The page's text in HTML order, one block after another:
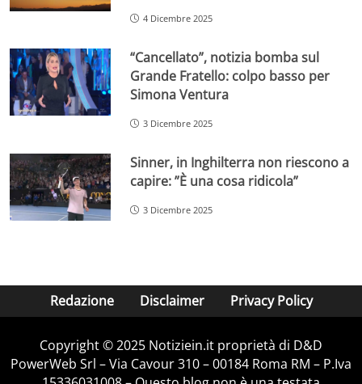
4 Dicembre 2025
“Cancellato”, notizia bomba sul
Grande Fratello: colpo basso per
Simona Ventura
3 Dicembre 2025
Sinner, in Inghilterra non riescono a
capire: ”È una cosa ridicola”
3 Dicembre 2025
Redazione Disclaimer Privacy Policy
Copyright © 2025 Notiziein.it proprietà di D&D
PowerWeb Srl – Via Cavour 310 – 00184 Roma RM – P.Iva